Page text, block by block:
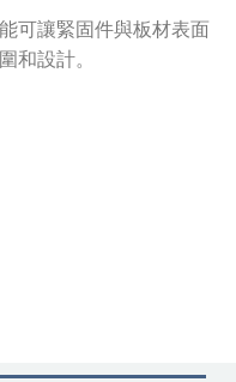
可讓緊固件與板材表面
和設計。